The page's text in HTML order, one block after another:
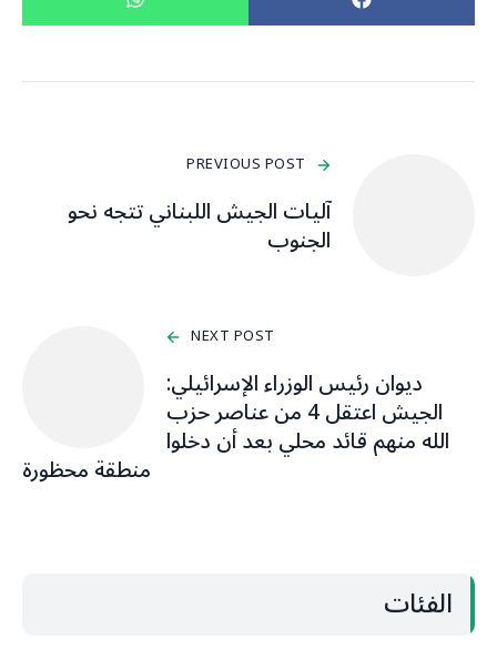
PREVIOUS POST
آليات الجيش اللبناني تتجه نحو
الجنوب
NEXT POST
ديوان رئيس الوزراء الإسرائيلي:
الجيش اعتقل 4 من عناصر حزب
الله منهم قائد محلي بعد أن دخلوا
منطقة محظورة
الفئات